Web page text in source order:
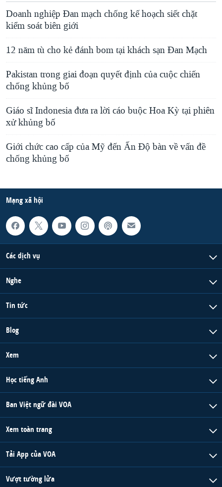
Doanh nghiệp Đan mạch chống kế hoạch siết chặt
kiểm soát biên giới
12 năm tù cho kẻ đánh bom tại khách sạn Đan Mạch
Pakistan trong giai đoạn quyết định của cuộc chiến
chống khủng bố
Giáo sĩ Indonesia đưa ra lời cáo buộc Hoa Kỳ tại phiên
xử khủng bố
Giới chức cao cấp của Mỹ đến Ấn Ðộ bàn về vấn đề
chống khủng bố
Mạng xã hội
Các dịch vụ
Nghe
Tin tức
Blog
Xem
Học tiếng Anh
Ban Việt ngữ đài VOA
Xem toàn trang
Tải App của VOA
Vượt tường lửa